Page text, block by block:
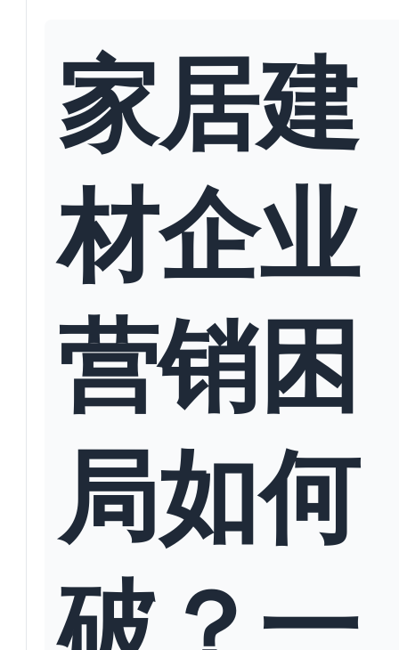
家居建
材企业
营销困
局如何